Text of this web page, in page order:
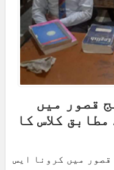
قصور میں
کلاس کا
قصور میں کرونا ایس